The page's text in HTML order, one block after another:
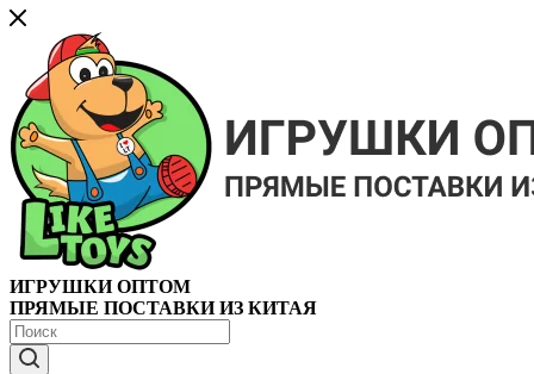
ИГРУШКИ ОПТОМ
ПРЯМЫЕ ПОСТАВКИ ИЗ КИТАЯ